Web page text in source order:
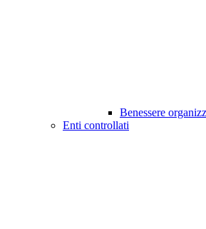
Benessere
Enti controllati